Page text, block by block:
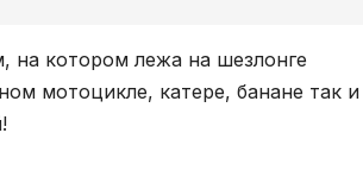
на котором лежа на шезлонге
мотоцикле, катере, банане так и